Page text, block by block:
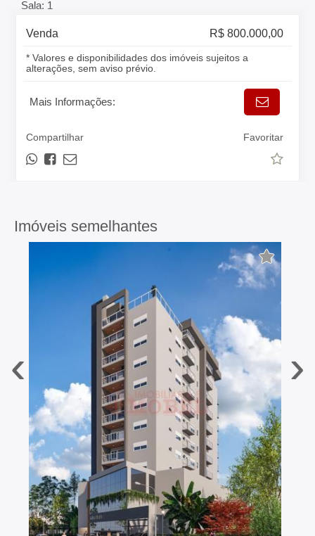
Sala: 1
Venda R$ 800.000,00
* Valores e disponibilidades dos imóveis sujeitos a
alterações, sem aviso prévio.
Mais Informações:
Compartilhar Favoritar
Imóveis semelhantes
‹ ›